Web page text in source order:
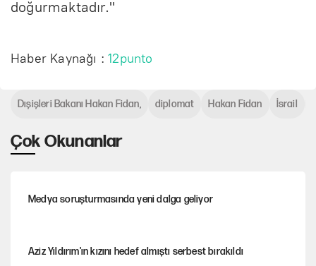
doğurmaktadır."
Haber Kaynağı :12punto
Çok Okunanlar
Medya soruşturmasında yeni dalga geliyor
Aziz Yıldırım'ın kızını hedef almıştı serbest bırakıldı
Dışişleri Bakanı Hakan Fidan, diplomat Hakan Fidan İsrail